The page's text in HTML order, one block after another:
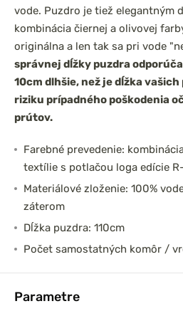
vode. Puzdro je tiež elegantným
kombinácia čiernej a olivovej
originálna a len tak sa pri vode
správnej dĺžky puzdra
10cm dlhšie, než je dĺžka
riziku prípadného poškodenia
prútov.
Farebné prevedenie:
textílie s potlačou loga edície
Materiálové zloženie: 100%
záterom
Dĺžka puzdra: 110cm
Počet samostatných komôr /
Parametre